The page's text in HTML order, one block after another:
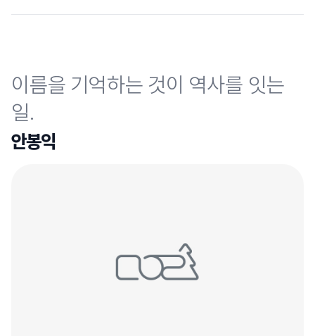
이름을 기억하는 것이 역사를 잇는
일.
안봉익